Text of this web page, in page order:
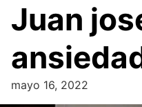
Juan
mayo 16, 2022